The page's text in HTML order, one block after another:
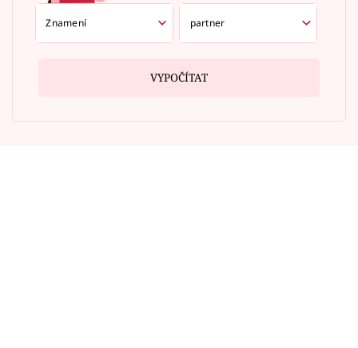
VYPOČÍTAT